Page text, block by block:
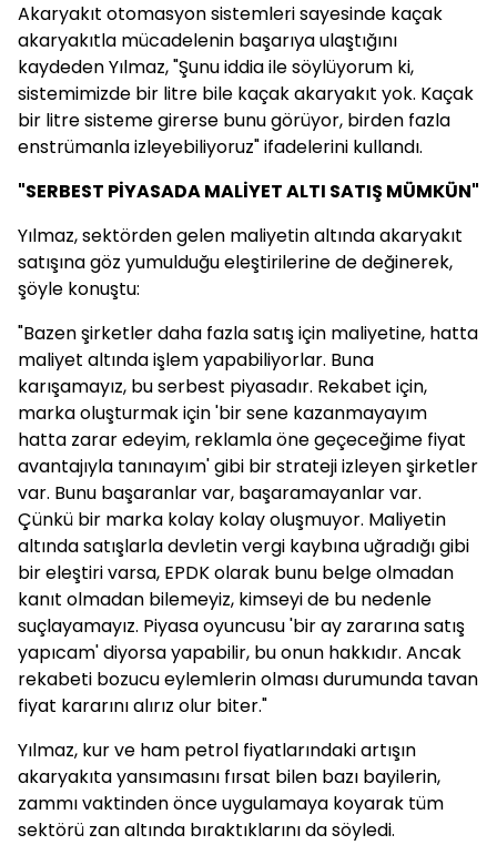
Akaryakıt otomasyon sistemleri sayesinde kaçak
akaryakıtla mücadelenin başarıya ulaştığını
kaydeden Yılmaz, "Şunu iddia ile söylüyorum ki,
sistemimizde bir litre bile kaçak akaryakıt yok. Kaçak
bir litre sisteme girerse bunu görüyor, birden fazla
enstrümanla izleyebiliyoruz" ifadelerini kullandı.
"SERBEST PİYASADA MALİYET ALTI SATIŞ MÜMKÜN"
Yılmaz, sektörden gelen maliyetin altında akaryakıt
satışına göz yumulduğu eleştirilerine de değinerek,
şöyle konuştu:
"Bazen şirketler daha fazla satış için maliyetine, hatta
maliyet altında işlem yapabiliyorlar. Buna
karışamayız, bu serbest piyasadır. Rekabet için,
marka oluşturmak için 'bir sene kazanmayayım
hatta zarar edeyim, reklamla öne geçeceğime fiyat
avantajıyla tanınayım' gibi bir strateji izleyen şirketler
var. Bunu başaranlar var, başaramayanlar var.
Çünkü bir marka kolay kolay oluşmuyor. Maliyetin
altında satışlarla devletin vergi kaybına uğradığı gibi
bir eleştiri varsa, EPDK olarak bunu belge olmadan
kanıt olmadan bilemeyiz, kimseyi de bu nedenle
suçlayamayız. Piyasa oyuncusu 'bir ay zararına satış
yapıcam' diyorsa yapabilir, bu onun hakkıdır. Ancak
rekabeti bozucu eylemlerin olması durumunda tavan
fiyat kararını alırız olur biter."
Yılmaz, kur ve ham petrol fiyatlarındaki artışın
akaryakıta yansımasını fırsat bilen bazı bayilerin,
zammı vaktinden önce uygulamaya koyarak tüm
sektörü zan altında bıraktıklarını da söyledi.